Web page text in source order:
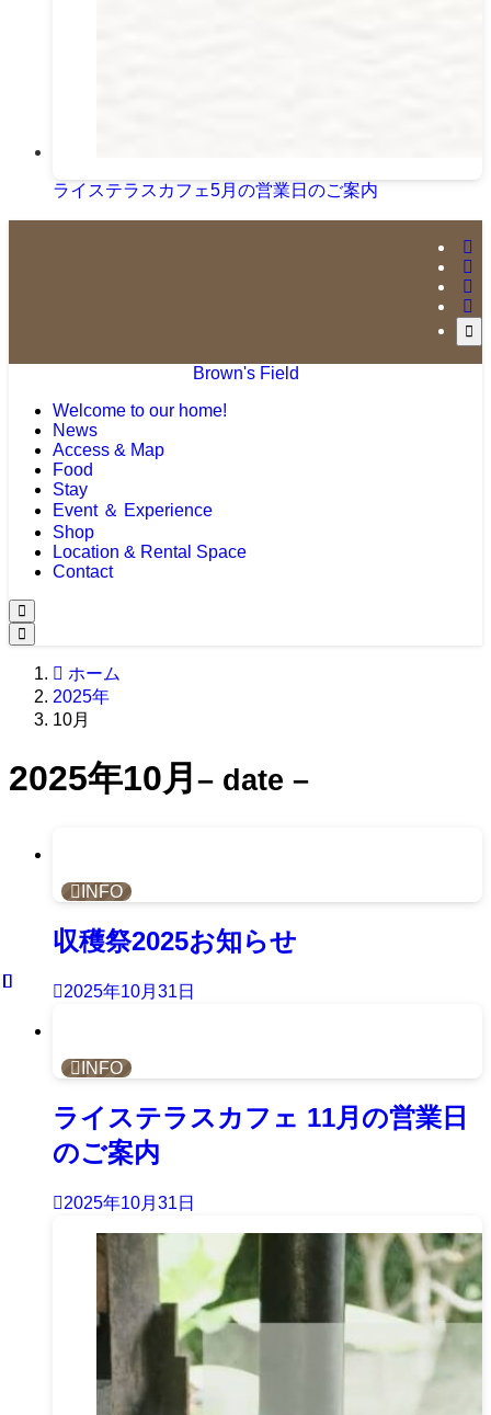
ライステラスカフェ5月の営業日のご案内
Brown's Field
Welcome to our home!
News
Access & Map
Food
Stay
Event ＆ Experience
Shop
Location & Rental Space
Contact
ホーム
2025年
10月
2025年10月 – date –
INFO
収穫祭2025お知らせ
2025年10月31日
INFO
ライステラスカフェ 11月の営業日
のご案内
2025年10月31日